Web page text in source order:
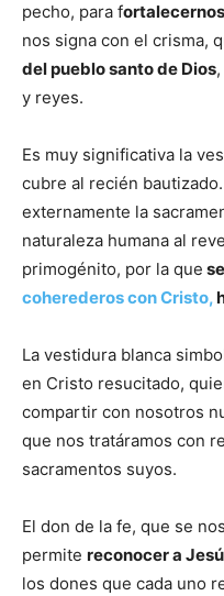
pecho, para f
nos signa con el crisma,
del pueblo santo de Dios
y reyes.
Es muy significativa la
cubre al recién
externamente la
naturaleza humana al
primogénito, por la que
coherederos con Cristo,
La vestidura blanca
en Cristo resucitado,
compartir con nosotros
que nos tratáramos con
sacramentos suyos.
El don de la fe, que se
permite reconocer a
los dones que cada uno